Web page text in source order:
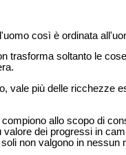
così è ordinata
trasforma soltanto le
vale più delle ricchezze
allo scopo di
valore dei progressi in
non valgono in nessun